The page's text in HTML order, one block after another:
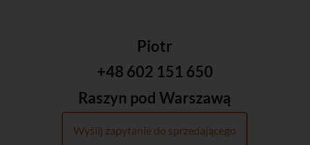
Piotr
+48 602 151 650
Raszyn pod Warszawą
Wyślij zapytanie do sprzedającego